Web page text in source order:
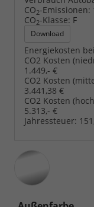
CO2-Emissionen:
CO2-Klasse: F
Download
Energiekosten
CO2 Kosten
1.449,- €
CO2 Kosten
3.441,38 €
CO2 Kosten
5.313,- €
Jahressteuer: